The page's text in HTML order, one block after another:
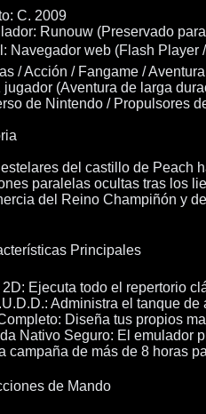
C. 2009
Runouw (Preservado
Navegador web (Flash Player
/ Acción / Fangame / Aventura
jugador (Aventura de larga
de Nintendo / Propulsores
del castillo de Peach
paralelas ocultas tras los
del Reino Champiñón y
Principales
Ejecuta todo el repertorio
Administra el tanque
Diseña tus propios
Nativo Seguro: El emulador
campaña de más de 8 horas
de Mando